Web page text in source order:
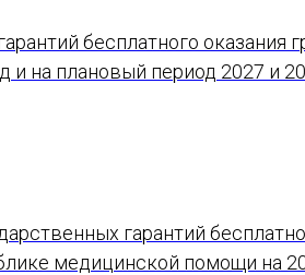
бесплатного оказания
и на плановый период 2027 и
гарантий
медицинской помощи на